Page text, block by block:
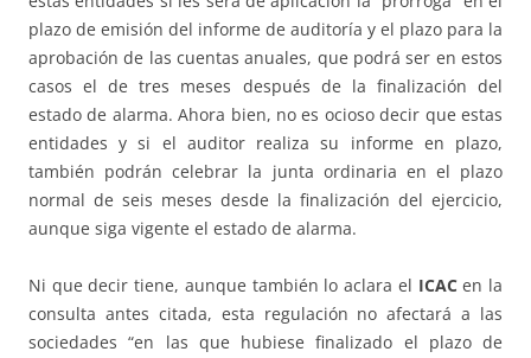
plazo de emisión del informe de auditoría y el plazo para la
aprobación de las cuentas anuales, que podrá ser en estos
casos el de tres meses después de la finalización del
estado de alarma. Ahora bien, no es ocioso decir que estas
entidades y si el auditor realiza su informe en plazo,
también podrán celebrar la junta ordinaria en el plazo
normal de seis meses desde la finalización del ejercicio,
aunque siga vigente el estado de alarma.
Ni que decir tiene, aunque también lo aclara el ICACen la
consulta antes citada, esta regulación no afectará a las
sociedades “en las que hubiese finalizado el plazo de